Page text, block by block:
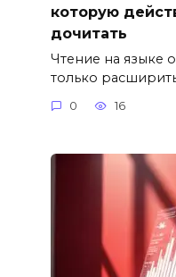
которую
дочитать
Чтение на языке
только
0 16